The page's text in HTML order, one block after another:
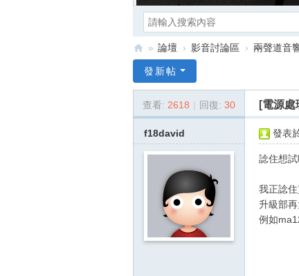
en
dy
o
» 論壇 › 影音討論區 › 兩聲道音
發新帖
查看: 2618 | 回復: 30 [電源處
f18david 發表
諗住想
我正諗
升級部再
例如